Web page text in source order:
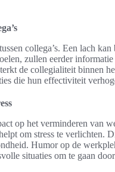
collega’s. Een lach
zullen eerder
de collegialiteit binnen
die hun effectiviteit
op het verminderen van
om stress te verlichten.
Humor op de
situaties om te gaan